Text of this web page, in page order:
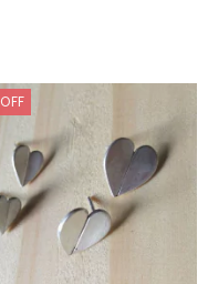
OFF